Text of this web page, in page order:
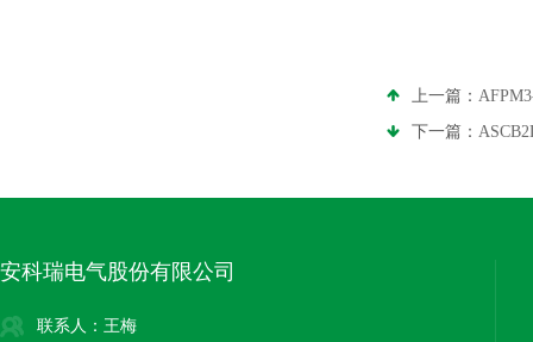
上一篇：
下一篇：
安科瑞电气股份有限公司
联系人：王梅